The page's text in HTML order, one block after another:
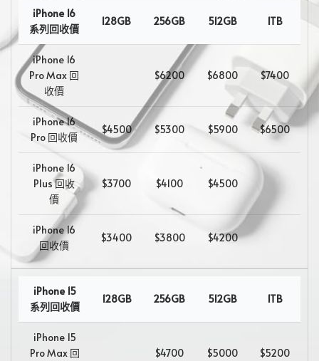
iPhone 16
系列回收價
128GB 256GB 512GB 1TB
iPhone 16
Pro Max 回
收價
$6200 $6800 $7400
iPhone 16
Pro 回收價
$4500 $5300 $5900 $6500
iPhone 16
Plus 回收
價
$3700 $4100 $4500
iPhone 16
回收價
$3400 $3800 $4200
iPhone 15
系列回收價
128GB 256GB 512GB 1TB
iPhone 15
Pro Max 回
$4700 $5000 $5200